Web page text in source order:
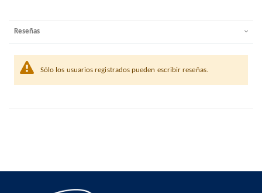
Reseñas
Sólo los usuarios registrados pueden escribir reseñas.